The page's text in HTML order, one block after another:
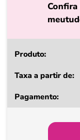
Produto
a